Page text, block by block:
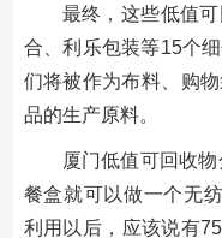
最终，这些低值
合、利乐包装等15个
们将被作为布料、购
品的生产原料。
厦门低值可回收
餐盒就可以做一个无
利用以后，应该说有